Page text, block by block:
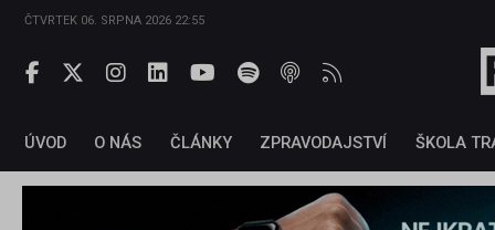
ČTVRTEK 06. SRPNA 2026 22:55
ÚVOD O NÁS ČLÁNKY ZPRAVODAJSTVÍ ŠKOLA